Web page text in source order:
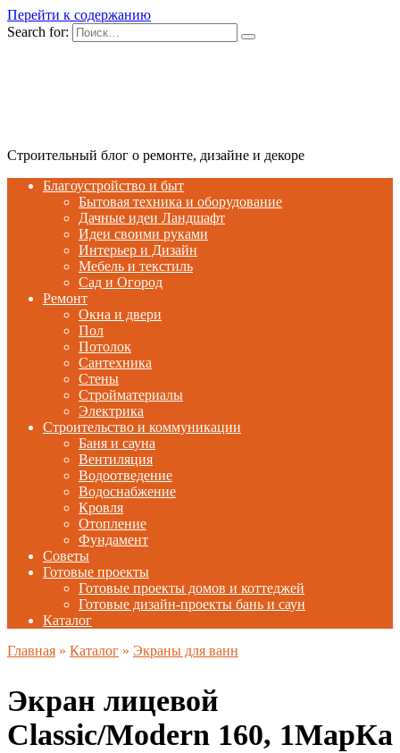
Перейти к содержанию
Search for:
Строительный блог о ремонте, дизайне и декоре
Благоустройство и быт
Бытовая техника и оборудование
Дачные идеи Ландшафт
Идеи своими руками
Интерьер и Дизайн
Мебель и текстиль
Сад и Огород
Ремонт
Окна и двери
Пол
Потолок
Сантехника
Стены
Стройматериалы
Электрика
Строительство и коммуникации
Баня и сауна
Вентиляция
Водоотведение
Водоснабжение
Кровля
Отопление
Фундамент
Советы
Готовые проекты
Готовые проекты домов и коттеджей
Готовые дизайн-проекты бань и саун
Каталог
Главная » Каталог » Экраны для ванн
Экран лицевой
Classic/Modern 160, 1МарКа